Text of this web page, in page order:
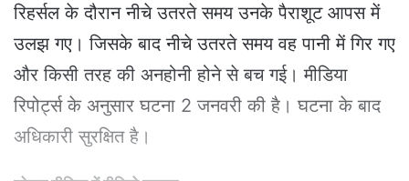
रिहर्सल के दौरान नीचे उतरते समय उनके पैराशूट आपस में
उलझ गए। जिसके बाद नीचे उतरते समय वह पानी में गिर गए
और किसी तरह की अनहोनी होने से बच गई। मीडिया
रिपोर्ट्स के अनुसार घटना 2 जनवरी की है। घटना के बाद
अधिकारी सुरक्षित है।